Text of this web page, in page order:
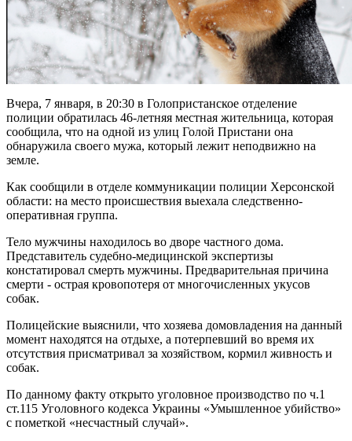
Вчера, 7 января, в 20:30 в Голопристанское отделение
полиции обратилась 46-летняя местная жительница, которая
сообщила, что на одной из улиц Голой Пристани она
обнаружила своего мужа, который лежит неподвижно на
земле.
Как сообщили в отделе коммуникации полиции Херсонской
области: на место происшествия выехала следственно-
оперативная группа.
Тело мужчины находилось во дворе частного дома.
Представитель судебно-медицинской экспертизы
констатировал смерть мужчины. Предварительная причина
смерти - острая кровопотеря от многочисленных укусов
собак.
Полицейские выяснили, что хозяева домовладения на данный
момент находятся на отдыхе, а потерпевший во время их
отсутствия присматривал за хозяйством, кормил живность и
собак.
По данному факту открыто уголовное производство по ч.1
ст.115 Уголовного кодекса Украины «Умышленное убийство»
с пометкой «несчастный случай».